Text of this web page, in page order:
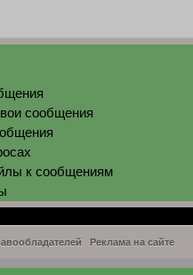
сообщения
к сообщениям
Реклама на сайте